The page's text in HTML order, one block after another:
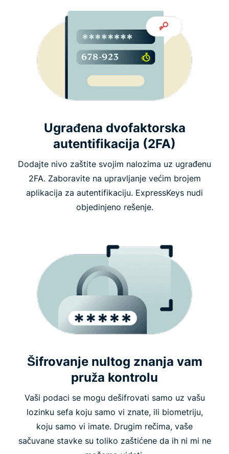
Ugrađena dvofaktorska
autentifikacija (2FA)
Dodajte nivo zaštite svojim nalozima uz ugrađenu
2FA. Zaboravite na upravljanje većim brojem
aplikacija za autentifikaciju. ExpressKeys nudi
objedinjeno rešenje.
Šifrovanje nultog znanja vam
pruža kontrolu
Vaši podaci se mogu dešifrovati samo uz vašu
lozinku sefa koju samo vi znate, ili biometriju,
koju samo vi imate. Drugim rečima, vaše
sačuvane stavke su toliko zaštićene da ih ni mi ne